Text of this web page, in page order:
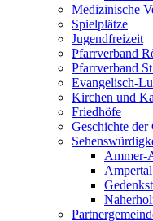
Medizinische
Spielplätze
Jugendfreizeit
Pfarrverband
Pfarrverband
Evangelisch-
Kirchen und
Friedhöfe
Geschichte der
Ammer-
Ampertal